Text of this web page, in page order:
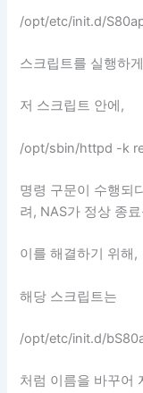
/opt/etc/init.d/
스크립트를 실행하
저 스크립트 안에,
/opt/sbin/httpd -k
명령 구문이 수행되
려, NAS가 정상 종
이를 해결하기 위해,
해당 스크립트는
/opt/etc/init.d/
처럼 이름을 바꾸어